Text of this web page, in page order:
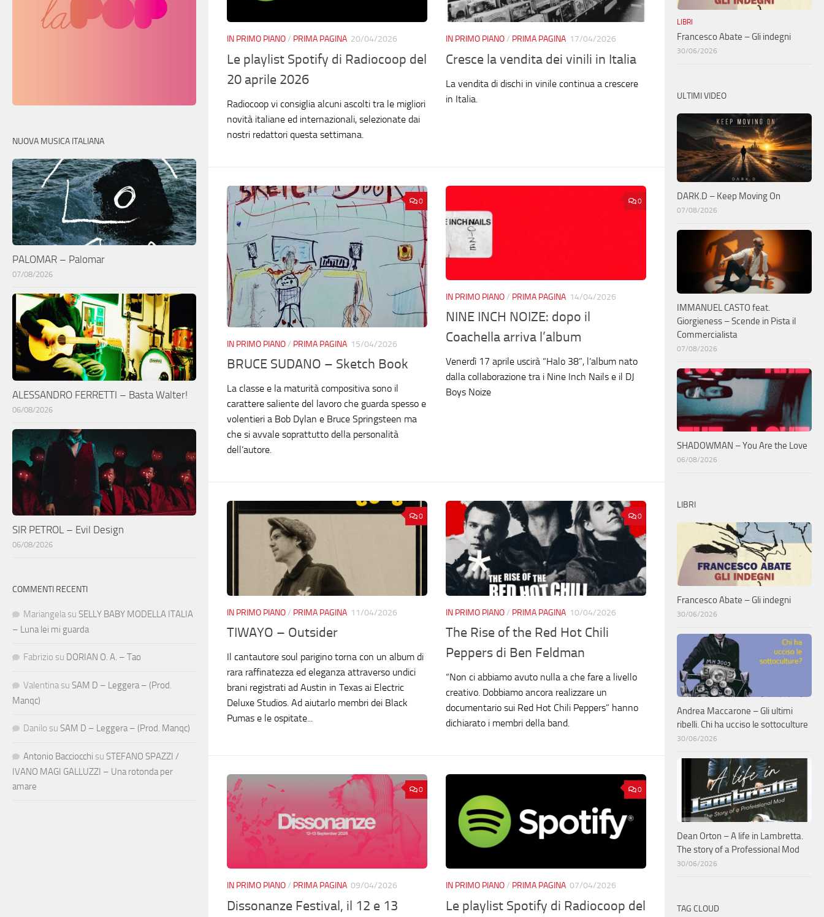
IN PRIMO PIANO/ PRIMA PAGINA 20/04/2026
Le playlist Spotify di Radiocoop del
20 aprile 2026
Radiocoop vi consiglia alcuni ascolti tra le migliori
novità italiane ed internazionali, selezionate dai
nostri redattori questa settimana.
IN PRIMO PIANO/ PRIMA PAGINA 17/04/2026
Cresce la vendita dei vinili in Italia
La vendita di dischi in vinile continua a crescere
in Italia.
0
IN PRIMO PIANO/ PRIMA PAGINA 15/04/2026
BRUCE SUDANO – Sketch Book
La classe e la maturità compositiva sono il
carattere saliente del lavoro che guarda spesso e
volentieri a Bob Dylan e Bruce Springsteen ma
che si avvale soprattutto della personalità
dell’autore.
0
IN PRIMO PIANO/ PRIMA PAGINA 14/04/2026
NINE INCH NOIZE: dopo il
Coachella arriva l’album
Venerdì 17 aprile uscirà “Halo 38”, l’album nato
dalla collaborazione tra i Nine Inch Nails e il DJ
Boys Noize
0
IN PRIMO PIANO/ PRIMA PAGINA 11/04/2026
TIWAYO – Outsider
Il cantautore soul parigino torna con un album di
rara raffinatezza ed eleganza attraverso undici
brani registrati ad Austin in Texas ai Electric
Deluxe Studios. Ad aiutarlo membri dei Black
Pumas e le ospitate...
0
IN PRIMO PIANO/ PRIMA PAGINA 10/04/2026
The Rise of the Red Hot Chili
Peppers di Ben Feldman
“Non ci abbiamo avuto nulla a che fare a livello
creativo. Dobbiamo ancora realizzare un
documentario sui Red Hot Chili Peppers” hanno
dichiarato i membri della band.
0
IN PRIMO PIANO/ PRIMA PAGINA 09/04/2026
Dissonanze Festival, il 12 e 13
0
IN PRIMO PIANO/ PRIMA PAGINA 07/04/2026
Le playlist Spotify di Radiocoop del
NUOVA MUSICA ITALIANA
PALOMAR – Palomar
07/08/2026
ALESSANDRO FERRETTI – Basta Walter!
06/08/2026
SIR PETROL – Evil Design
06/08/2026
COMMENTI RECENTI
Mariangela su SELLY BABY MODELLA ITALIA
– Luna lei mi guarda
Fabrizio su DORIAN O. A. – Tao
Valentina su SAM D – Leggera – (Prod.
Manqc)
Danilo su SAM D – Leggera – (Prod. Manqc)
Antonio Bacciocchi su STEFANO SPAZZI /
IVANO MAGI GALLUZZI – Una rotonda per
amare
LIBRI
Francesco Abate – Gli indegni
30/06/2026
ULTIMI VIDEO
DARK.D – Keep Moving On
07/08/2026
IMMANUEL CASTO feat.
Giorgieness – Scende in Pista il
Commercialista
07/08/2026
SHADOWMAN – You Are the Love
06/08/2026
LIBRI
Francesco Abate – Gli indegni
30/06/2026
Andrea Maccarone – Gli ultimi
ribelli. Chi ha ucciso le sottoculture
30/06/2026
Dean Orton – A life in Lambretta.
The story of a Professional Mod
30/06/2026
TAG CLOUD